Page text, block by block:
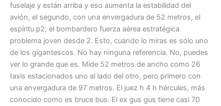
fuselaje y están arriba y eso aumenta la estabilidad del
avión, el segundo, con una envergadura de 52 metros, el
espíritu p2, el bombardero fuerza aérea estratégica
problema joven desde 2. Esto, cuando lo miras es sólo uno
de los gigantescos. No hay ninguna referencia. No, puedes
ver lo grande que es. Mide 52 metros de ancho como 26
taxis estacionados uno al lado del otro, pero primero con
una envergadura de 97 metros. El juez h 4 h hércules, más
conocido como es bruce bus. El ex gus gus tiene casi 70